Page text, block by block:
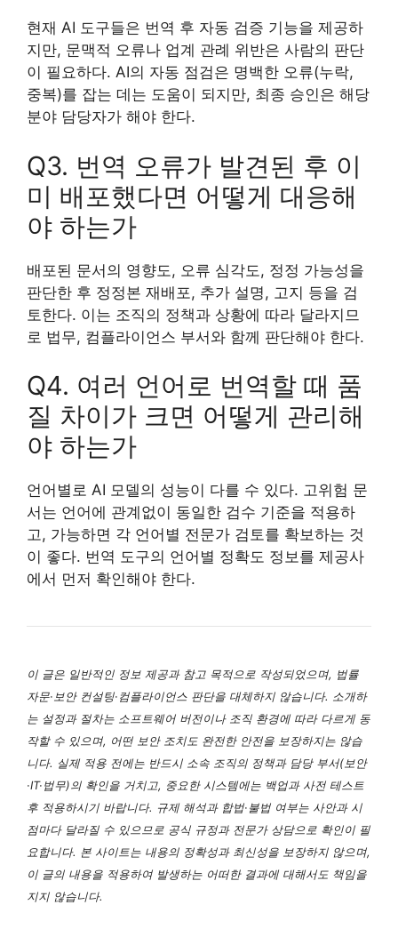
현재 AI 도구들은 번역 후 자동 검증 기능을 제공하
지만, 문맥적 오류나 업계 관례 위반은 사람의 판단
이 필요하다. AI의 자동 점검은 명백한 오류(누락,
중복)를 잡는 데는 도움이 되지만, 최종 승인은 해당
분야 담당자가 해야 한다.
Q3. 번역 오류가 발견된 후 이
미 배포했다면 어떻게 대응해
야 하는가
배포된 문서의 영향도, 오류 심각도, 정정 가능성을
판단한 후 정정본 재배포, 추가 설명, 고지 등을 검
토한다. 이는 조직의 정책과 상황에 따라 달라지므
로 법무, 컴플라이언스 부서와 함께 판단해야 한다.
Q4. 여러 언어로 번역할 때 품
질 차이가 크면 어떻게 관리해
야 하는가
언어별로 AI 모델의 성능이 다를 수 있다. 고위험 문
서는 언어에 관계없이 동일한 검수 기준을 적용하
고, 가능하면 각 언어별 전문가 검토를 확보하는 것
이 좋다. 번역 도구의 언어별 정확도 정보를 제공사
에서 먼저 확인해야 한다.
이 글은 일반적인 정보 제공과 참고 목적으로 작성되었으며, 법률
자문·보안 컨설팅·컴플라이언스 판단을 대체하지 않습니다. 소개하
는 설정과 절차는 소프트웨어 버전이나 조직 환경에 따라 다르게 동
작할 수 있으며, 어떤 보안 조치도 완전한 안전을 보장하지는 않습
니다. 실제 적용 전에는 반드시 소속 조직의 정책과 담당 부서(보안
·IT·법무)의 확인을 거치고, 중요한 시스템에는 백업과 사전 테스트
후 적용하시기 바랍니다. 규제 해석과 합법·불법 여부는 사안과 시
점마다 달라질 수 있으므로 공식 규정과 전문가 상담으로 확인이 필
요합니다. 본 사이트는 내용의 정확성과 최신성을 보장하지 않으며,
이 글의 내용을 적용하여 발생하는 어떠한 결과에 대해서도 책임을
지지 않습니다.